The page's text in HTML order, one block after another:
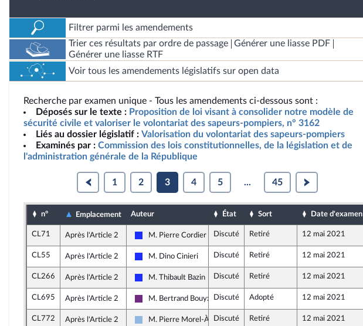
Filtrer parmi les amendements
Trier ces résultats par ordre de passage
Générer une liasse PDF
Générer une liasse RTF
Voir tous les amendements législatifs sur open data
Recherche par examen unique - Tous les amendements ci-dessous sont :
Déposés sur le texte : Proposition de loi visant à consolider notre modèle de
sécurité civile et valoriser le volontariat des sapeurs-pompiers, n° 3162
Liés au dossier législatif : Valorisation du volontariat des sapeurs-pompiers
Examinés par : Commission des lois constitutionnelles, de la législation et de
l'administration générale de la République
1 2 3 4 5 ... 45
n° Emplacement Auteur État Sort Date d'examen
CL71 Après l'Article 2
Les Républicains
M. Pierre Cordier Discuté Retiré 12 mai 2021
CL55 Après l'Article 2
Les Républicains
M. Dino Cinieri Discuté Retiré 12 mai 2021
CL266 Après l'Article 2
Les Républicains
M. Thibault Bazin Discuté Retiré 12 mai 2021
CL695 Après l'Article 2
La République en Marche
M. Bertrand Bouyx Discuté Adopté 12 mai 2021
CL772 Après l'Article 2
UDI et Indépendants
M. Pierre Morel-À-L'Huissier
Discuté Retiré 12 mai 2021